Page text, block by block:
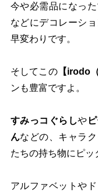
今や必需品になっ
などにデコレーシ
早変わりです。
そしてこの【irodo
ンも豊富ですよ。
すみっコぐらしや
んなどの、キャラ
たちの持ち物にピッ
アルファベットや